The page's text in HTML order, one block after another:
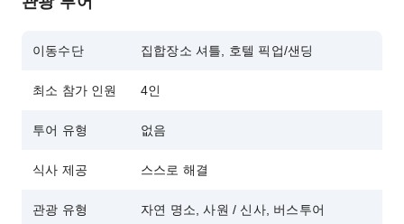
이동수단 집합장소 셔틀, 호텔 픽업/샌딩
최소 참가 인원 4인
투어 유형 없음
식사 제공 스스로 해결
관광 유형 자연 명소, 사원 / 신사, 버스투어